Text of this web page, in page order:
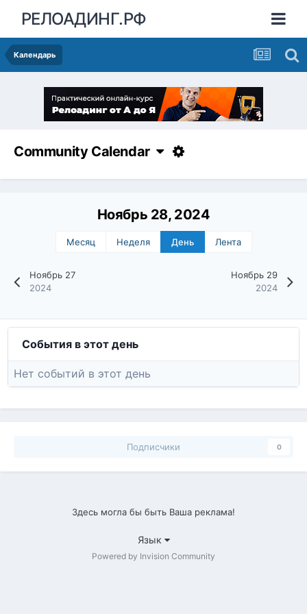
РЕЛОАДИНГ.РФ
Календарь
Community Calendar
Ноябрь 27
2024
Ноябрь 28, 2024
Месяц Неделя День Лента
Ноябрь 29
2024
События в этот день
Нет событий в этот день
Подписчики 0
Здесь могла бы быть Ваша реклама!
Язык
Powered by Invision Community